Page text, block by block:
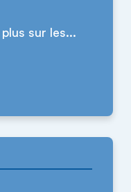
sur les...